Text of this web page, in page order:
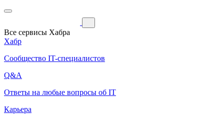
Все сервисы Хабра
Хабр
Сообщество IT-специалистов
Q&A
Ответы на любые вопросы об IT
Карьера